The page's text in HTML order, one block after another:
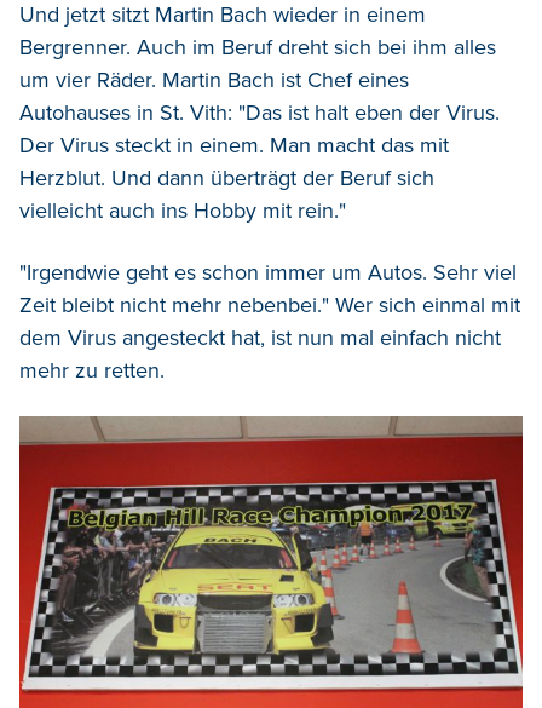
Und jetzt sitzt Martin Bach wieder in einem
Bergrenner. Auch im Beruf dreht sich bei ihm alles
um vier Räder. Martin Bach ist Chef eines
Autohauses in St. Vith: "Das ist halt eben der Virus.
Der Virus steckt in einem. Man macht das mit
Herzblut. Und dann überträgt der Beruf sich
vielleicht auch ins Hobby mit rein."
"Irgendwie geht es schon immer um Autos. Sehr viel
Zeit bleibt nicht mehr nebenbei." Wer sich einmal mit
dem Virus angesteckt hat, ist nun mal einfach nicht
mehr zu retten.